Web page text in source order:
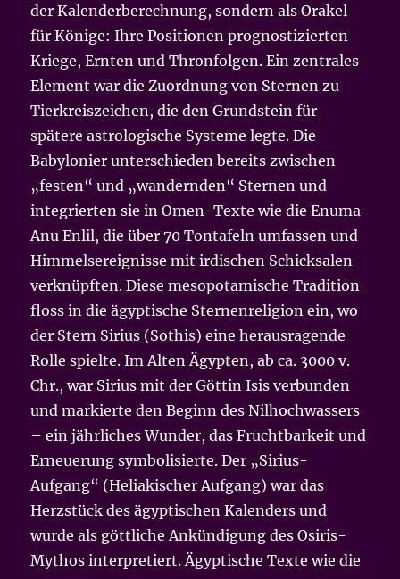
der Kalenderberechnung, sondern als Orakel
für Könige: Ihre Positionen prognostizierten
Kriege, Ernten und Thronfolgen. Ein zentrales
Element war die Zuordnung von Sternen zu
Tierkreiszeichen, die den Grundstein für
spätere astrologische Systeme legte. Die
Babylonier unterschieden bereits zwischen
„festen“ und „wandernden“ Sternen und
integrierten sie in Omen-Texte wie die Enuma
Anu Enlil, die über 70 Tontafeln umfassen und
Himmelsereignisse mit irdischen Schicksalen
verknüpften. Diese mesopotamische Tradition
floss in die ägyptische Sternenreligion ein, wo
der Stern Sirius (Sothis) eine herausragende
Rolle spielte. Im Alten Ägypten, ab ca. 3000 v.
Chr., war Sirius mit der Göttin Isis verbunden
und markierte den Beginn des Nilhochwassers
– ein jährliches Wunder, das Fruchtbarkeit und
Erneuerung symbolisierte. Der „Sirius-
Aufgang“ (Heliakischer Aufgang) war das
Herzstück des ägyptischen Kalenders und
wurde als göttliche Ankündigung des Osiris-
Mythos interpretiert. Ägyptische Texte wie die